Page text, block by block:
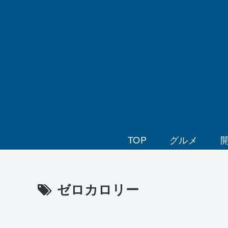
TOP グルメ
ゼロカロリー